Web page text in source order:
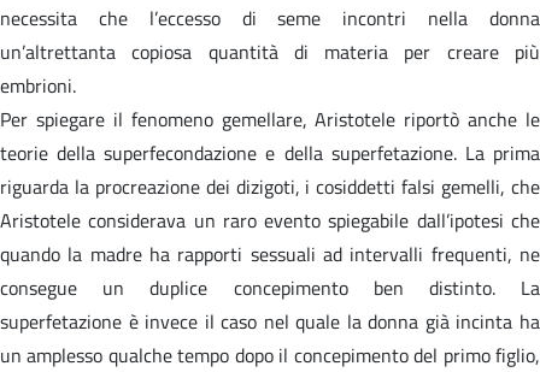
necessita che l’eccesso di seme incontri nella donna
un’altrettanta copiosa quantità di materia per creare più
embrioni.
Per spiegare il fenomeno gemellare, Aristotele riportò anche le
teorie della superfecondazione e della superfetazione. La prima
riguarda la procreazione dei dizigoti, i cosiddetti falsi gemelli, che
Aristotele considerava un raro evento spiegabile dall’ipotesi che
quando la madre ha rapporti sessuali ad intervalli frequenti, ne
consegue un duplice concepimento ben distinto. La
superfetazione è invece il caso nel quale la donna già incinta ha
un amplesso qualche tempo dopo il concepimento del primo figlio,